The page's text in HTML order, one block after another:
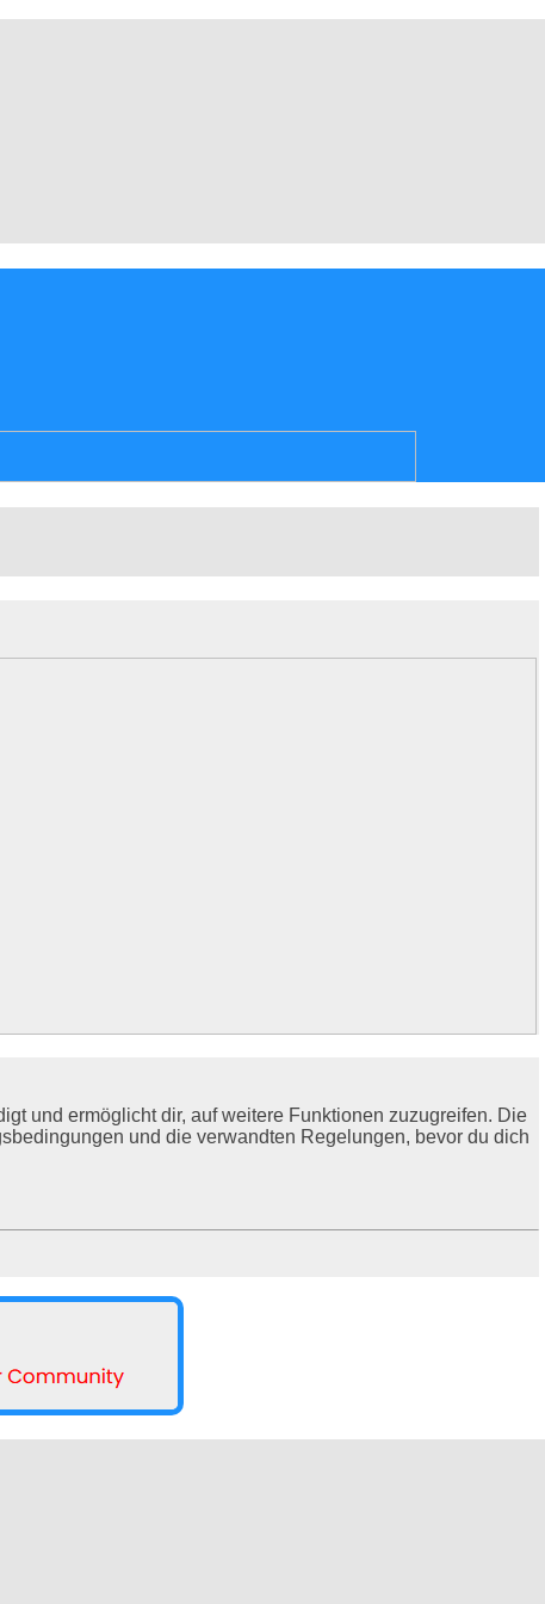
und ermöglicht dir, auf weitere Funktionen zuzugreifen. Die
und die verwandten Regelungen, bevor du dich